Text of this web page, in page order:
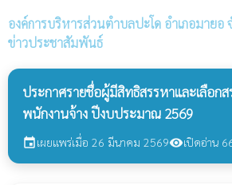
องค์การบริหารส่วนตำบลปะโด อำเภอมาย
ข่าวประชาสัมพันธ์
ประกาศรายชื่อผู้มีสิทธิสรรหาและเลือก
พนักงานจ้าง ปีงบประมาณ 2569
eventเผยแพร่เมื่อ 26 มีนาคม 2569visibilityเปิดอ่าน